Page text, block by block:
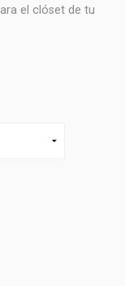
el clóset de tu